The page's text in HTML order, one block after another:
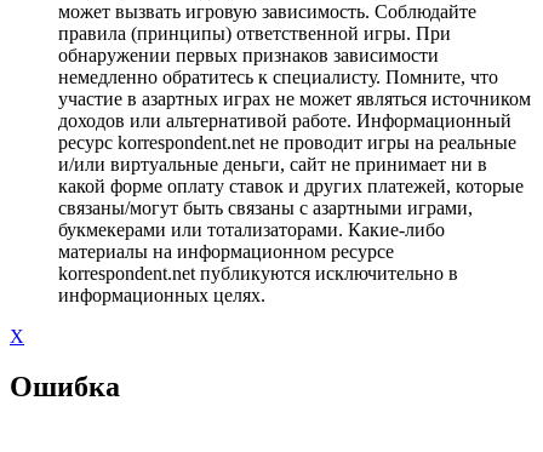
может вызвать игровую зависимость. Соблюдайте
правила (принципы) ответственной игры. При
обнаружении первых признаков зависимости
немедленно обратитесь к специалисту. Помните, что
участие в азартных играх не может являться источником
доходов или альтернативой работе. Информационный
ресурс korrespondent.net не проводит игры на реальные
и/или виртуальные деньги, сайт не принимает ни в
какой форме оплату ставок и других платежей, которые
связаны/могут быть связаны с азартными играми,
букмекерами или тотализаторами. Какие-либо
материалы на информационном ресурсе
korrespondent.net публикуются исключительно в
информационных целях.
X
Ошибка